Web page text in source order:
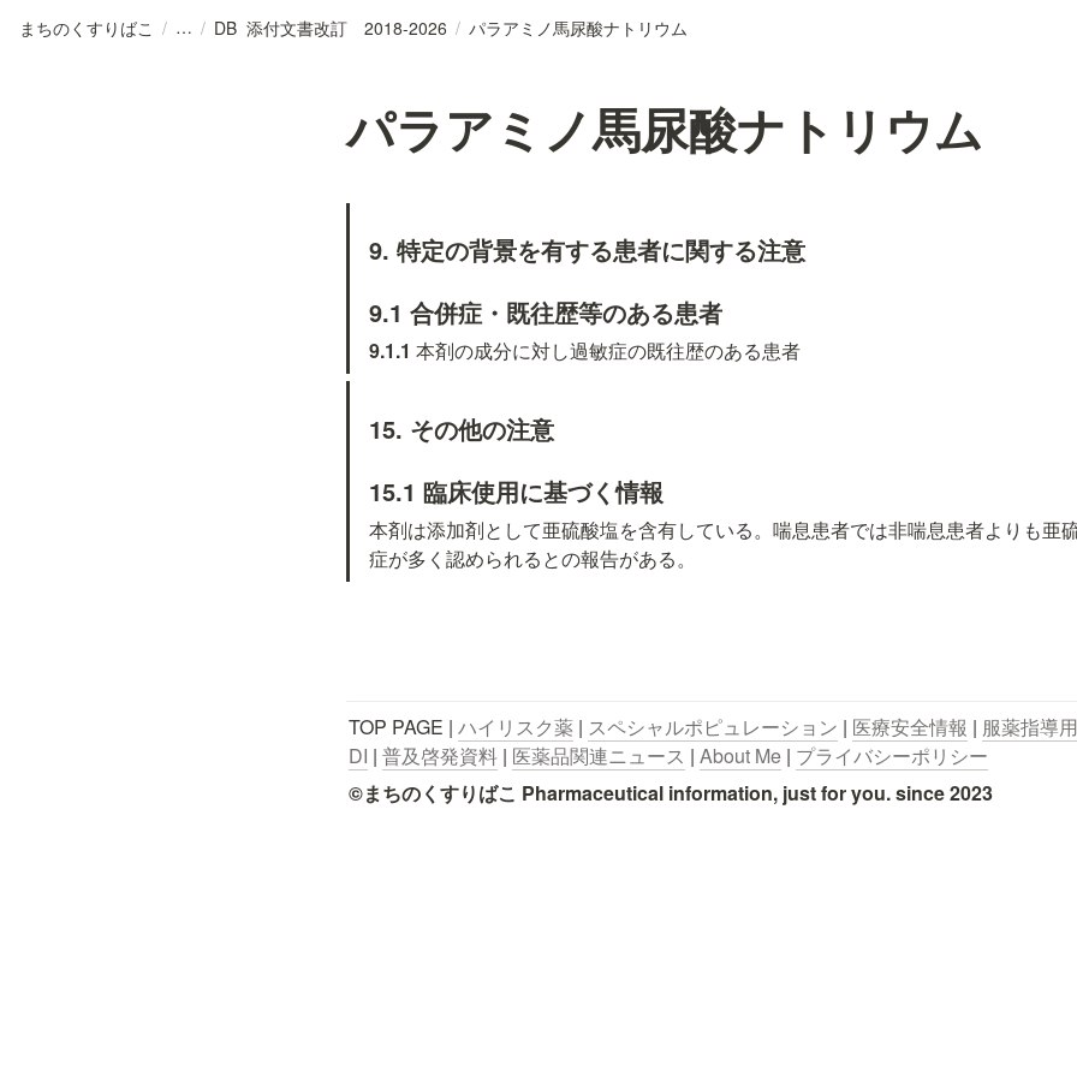
まちのくすりばこ / / DB_添付文書改訂 2018-2026 / パラアミノ馬尿酸ナトリウム
パラアミノ馬尿酸ナトリウム
9. 特定の背景を有する患者に関する注意
9.1 合併症・既往歴等のある患者
9.1.1 本剤の成分に対し過敏症の既往歴のある患者
15. その他の注意
15.1 臨床使用に基づく情報
本剤は添加剤として亜硫酸塩を含有している。喘息患者では非喘息患者よりも亜
症が多く認められるとの報告がある。
TOP PAGE | ハイリスク薬 | スペシャルポピュレーション | 医療安全情報 | 服薬指導
DI | 普及啓発資料 | 医薬品関連ニュース | About Me | プライバシーポリシー
©まちのくすりばこ Pharmaceutical information, just for you. since 2023